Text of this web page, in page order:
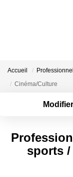
Accueil
Cinéma/Culture
transaction
sports